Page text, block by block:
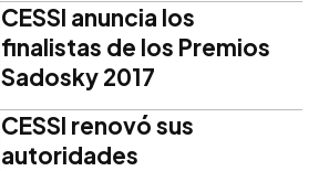
CESSI anuncia los
finalistas de los Premios
Sadosky 2017
CESSI renovó sus
autoridades